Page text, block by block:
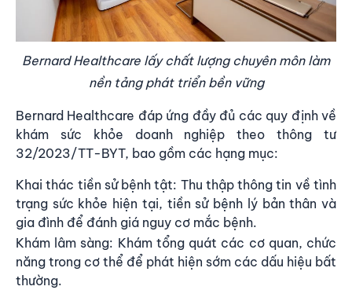
Bernard Healthcare lấy chất lượng chuyên môn làm
nền tảng phát triển bền vững
Bernard Healthcare đáp ứng đầy đủ các quy định về
khám sức khỏe doanh nghiệp theo thông tư
32/2023/TT-BYT, bao gồm các hạng mục:
Khai thác tiền sử bệnh tật: Thu thập thông tin về tình
trạng sức khỏe hiện tại, tiền sử bệnh lý bản thân và
gia đình để đánh giá nguy cơ mắc bệnh.
Khám lâm sàng: Khám tổng quát các cơ quan, chức
năng trong cơ thể để phát hiện sớm các dấu hiệu bất
thường.